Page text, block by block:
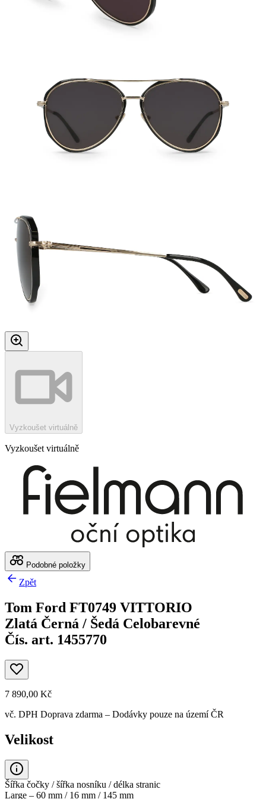
Vyzkoušet virtuálně
Vyzkoušet virtuálně
Podobné položky
Zpět
Tom Ford FT0749 VITTORIO
Zlatá Černá / Šedá Celobarevné
Čís. art. 1455770
7 890,00 Kč
vč. DPH Doprava zdarma – Dodávky pouze na území ČR
Velikost
Šířka čočky / šířka nosníku / délka stranic
Large – 60 mm / 16 mm / 145 mm